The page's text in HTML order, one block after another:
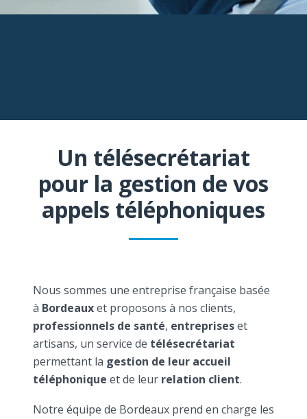
Un télésecrétariat
pour la gestion de vos
appels téléphoniques
Nous sommes une entreprise française basée
à Bordeauxet proposons à nos clients,
professionnels de santé, entrepriseset
artisans, un service de télésecrétariat
permettant la gestion de leur accueil
téléphonique et de leur relation client.
Notre équipe de Bordeaux prend en charge les